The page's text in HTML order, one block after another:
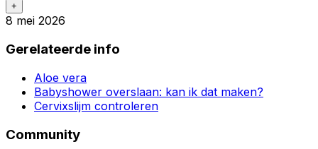
+
8 mei 2026
Gerelateerde info
Aloe vera
Babyshower overslaan: kan ik dat maken?
Cervixslijm controleren
Community